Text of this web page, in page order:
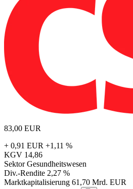
83,00 EUR
+ 0,91 EUR +1,11 %
KGV 14,86
Sektor Gesundheitswesen
Div.-Rendite 2,27 %
Marktkapitalisierung 61,70 Mrd. EUR